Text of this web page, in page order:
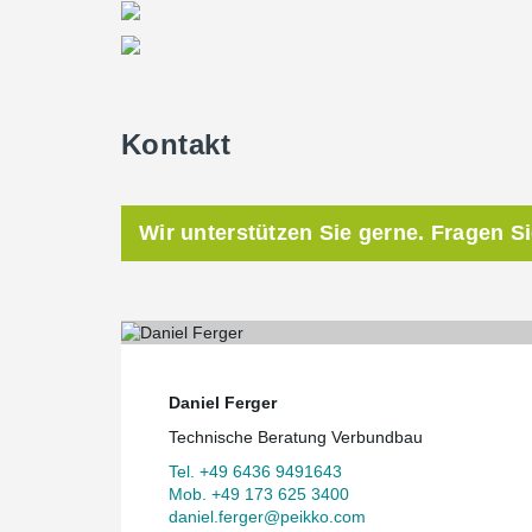
Kontakt
Wir unterstützen Sie gerne. Fragen
Daniel Ferger
Technische Beratung Verbundbau
Tel. +49 6436 9491643
Mob. +49 173 625 3400
daniel.ferger@peikko.com